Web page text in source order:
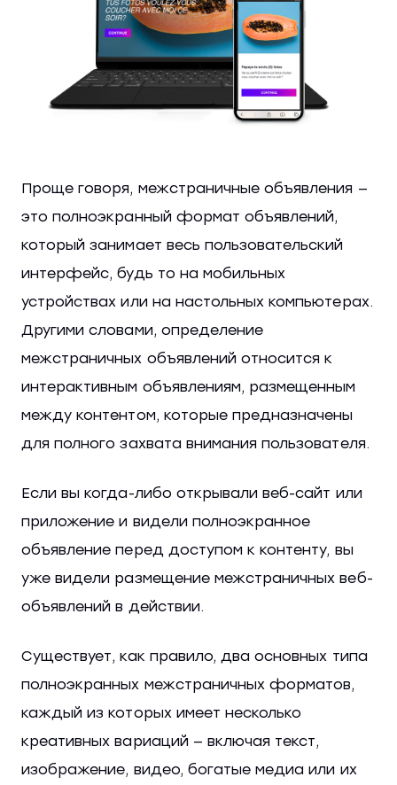
Проще говоря, межстраничные объявления —
это полноэкранный формат объявлений,
который занимает весь пользовательский
интерфейс, будь то на мобильных
устройствах или на настольных компьютерах.
Другими словами, определение
межстраничных объявлений относится к
интерактивным объявлениям, размещенным
между контентом, которые предназначены
для полного захвата внимания пользователя.
Если вы когда-либо открывали веб-сайт или
приложение и видели полноэкранное
объявление перед доступом к контенту, вы
уже видели размещение межстраничных веб-
объявлений в действии.
Существует, как правило, два основных типа
полноэкранных межстраничных форматов,
каждый из которых имеет несколько
креативных вариаций — включая текст,
изображение, видео, богатые медиа или их